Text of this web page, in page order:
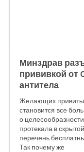
Минздрав
прививкой от
антитела
Желающих
становится все
о
протекала в
перечень
Так почему же